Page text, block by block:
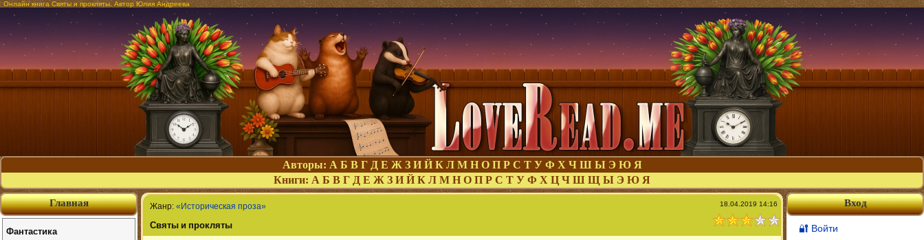
Онлайн книга Святы и прокляты. Автор Юлия Андреева
Авторы: А Б В Г Д Е Ж З И Й К Л М Н О П Р С Т У Ф Х Ч Ш Ы Э Ю Я
Книги: А Б В Г Д Е Ж З И Й К Л М Н О П Р С Т У Ф Х Ц Ч Ш Щ Ы Э Ю Я
Жанр: «Историческая проза»
Святы и прокляты
18.04.2019 14:16 Вход
🔐 Войти
Главная
Фантастика